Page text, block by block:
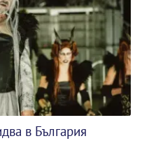
в България